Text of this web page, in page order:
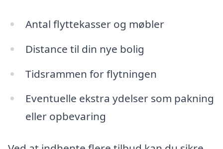
Antal flyttekasser og møbler
Distance til din nye bolig
Tidsrammen for flytningen
Eventuelle ekstra ydelser som pakning
eller opbevaring